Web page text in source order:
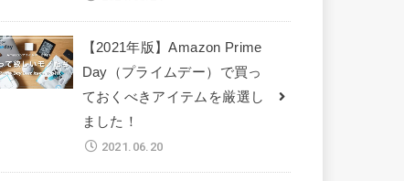
【2021年版】Amazon Prime
Day（プライムデー）で買っ
ておくべきアイテムを厳選し
ました！
2021.06.20